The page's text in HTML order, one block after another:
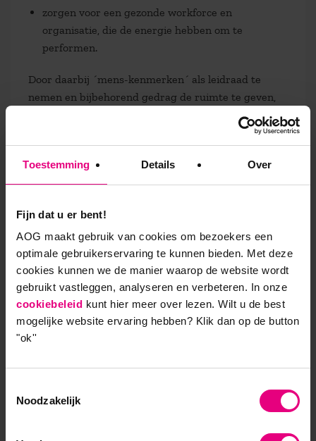
Toestemming Details Over
Fijn dat u er bent!
AOG maakt gebruik van cookies om bezoekers een
optimale gebruikerservaring te kunnen bieden. Met deze
cookies kunnen we de manier waarop de website wordt
gebruikt vastleggen, analyseren en verbeteren. In onze
cookiebeleid kunt hier meer over lezen. Wilt u de best
mogelijke website ervaring hebben? Klik dan op de button
"ok''
Noodzakelijk
zorgen voor een gezonde workforce en
organisatie, die de energie hebben om te
performen.
Door daarbij ´mens-kenmerken´ als leidraad te
nemen en bijbehorend gedrag de ruimte te geven,
keert de menselijke maat terug in organisaties en
kan er ook weer aandacht zijn voor de unieke
individuele kwaliteiten.
Leefwereld en interactie
De focus moet hierbij liggen op leefwereld en
interactie, want daarin gebeurt het voor
organisaties: in het hier en nu, door mensen in de
ontmoeting en het gesprek. Het is dan ook zaak om
medewerkers de gelegenheid te geven om in het
hier en nu te kunnen handelen. Dat kan door ze niet
te belemmeren door bevelen en focus op cijfers,
maar ze ruimte voor een ontmoeting, tijd voor een
hun unieke kwaliteiten te gunnen.
Daarnaast is focus op de volgende punten van